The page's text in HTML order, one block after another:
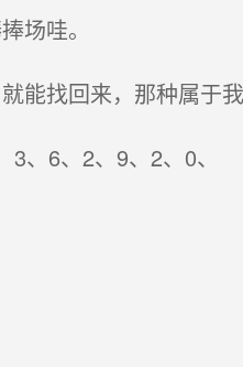
场哇。
找回来，那种属于我
、6、2、9、2、0、